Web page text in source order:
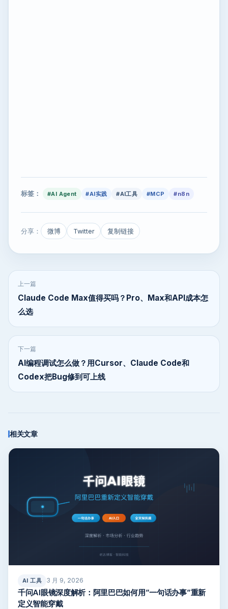
标签： #AI Agent #AI实践 #AI工具 #MCP #n8n
分享： 微博 Twitter 复制链接
上一篇
Claude Code Max值得买吗？Pro、Max和API成本怎
么选
下一篇
AI编程调试怎么做？用Cursor、Claude Code和
Codex把Bug修到可上线
相关文章
AI 工具 3 月 9, 2026
千问AI眼镜深度解析：阿里巴巴如何用”一句话办事”重新
定义智能穿戴